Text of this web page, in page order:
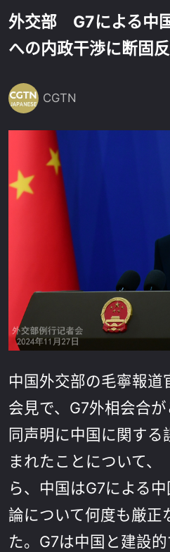
外交部 G7による中
への内政干渉に断固
CGTN
中国外交部の毛寧報道
会見で、G7外相会合
同声明に中国に関する
まれたことについて、
ら、中国はG7による
論について何度も厳正
た。G7は中国と建設